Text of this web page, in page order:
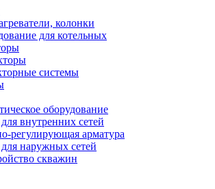
колонки
для котельных
системы
оборудование
внутренних сетей
регулирующая арматура
наружных сетей
скважин